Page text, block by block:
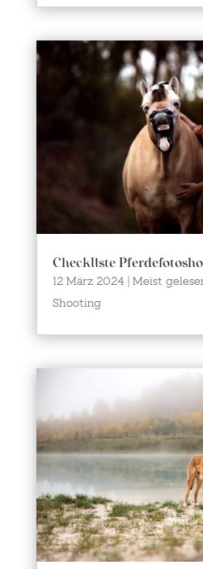
Checkliste
12 März 2024 Meist
Shooting